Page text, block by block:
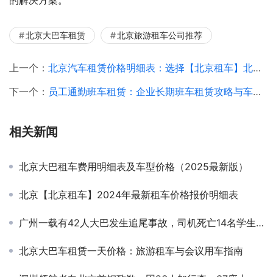
北京大巴车租赁 北京旅游租车公司推荐
上一个： 北京汽车租赁价格明细表：选择【北京租车】北京汽车租赁更省心
下一个： 员工通勤班车租赁：企业长期班车租赁攻略与车型推荐
相关新闻
北京大巴租车费用明细表及车型价格（2025最新版）
北京【北京租车】2024年最新租车价格报价明细表
广州一载有42人大巴发生追尾事故，司机死亡14名学生受伤
北京大巴车租赁一天价格：旅游租车与会议用车指南